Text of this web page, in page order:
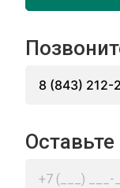
8 (843) 212-
Оставьте